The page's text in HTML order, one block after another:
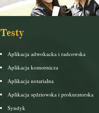
Testy
Aplikacja adwokacka i radcowska
Aplikacja komornicza
Aplikacja notarialna
Aplikacja sędziowska i prokuratorska
Syndyk